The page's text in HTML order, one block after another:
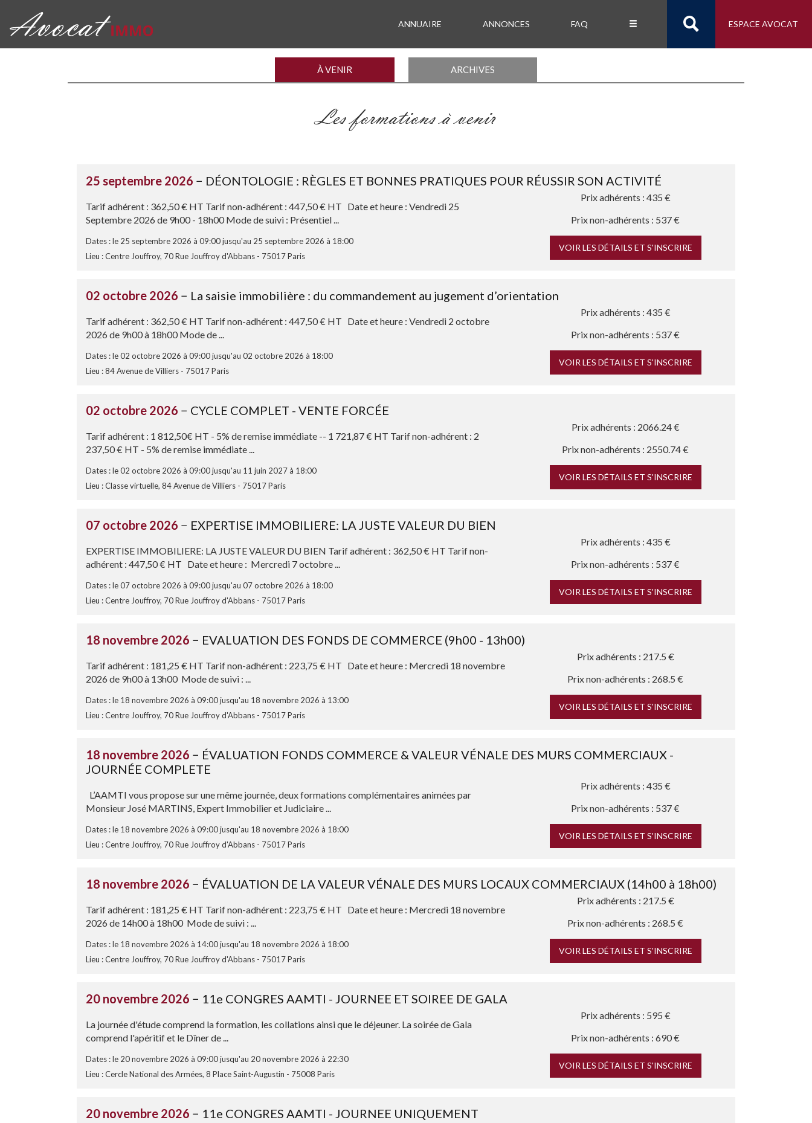
ANNUAIRE ANNONCES FAQ ESPACE AVOCAT
À VENIR ARCHIVES
Les formations à venir
25 septembre 2026 − DÉONTOLOGIE : RÈGLES ET BONNES PRATIQUES POUR RÉUSSIR SON ACTIVITÉ
Tarif adhérent : 362,50 € HT Tarif non-adhérent : 447,50 € HT Date et heure : Vendredi 25
Septembre 2026 de 9h00 - 18h00 Mode de suivi : Présentiel ...
Dates : le 25 septembre 2026 à 09:00 jusqu'au 25 septembre 2026 à 18:00
Lieu : Centre Jouffroy, 70 Rue Jouffroy d'Abbans - 75017 Paris
Prix adhérents : 435 €
Prix non-adhérents : 537 €
VOIR LES DÉTAILS ET S'INSCRIRE
02 octobre 2026 − La saisie immobilière : du commandement au jugement d’orientation
Tarif adhérent : 362,50 € HT Tarif non-adhérent : 447,50 € HT Date et heure : Vendredi 2 octobre
2026 de 9h00 à 18h00 Mode de ...
Dates : le 02 octobre 2026 à 09:00 jusqu'au 02 octobre 2026 à 18:00
Lieu : 84 Avenue de Villiers - 75017 Paris
Prix adhérents : 435 €
Prix non-adhérents : 537 €
VOIR LES DÉTAILS ET S'INSCRIRE
02 octobre 2026 − CYCLE COMPLET - VENTE FORCÉE
Tarif adhérent : 1 812,50€ HT - 5% de remise immédiate -- 1 721,87 € HT Tarif non-adhérent : 2
237,50 € HT - 5% de remise immédiate ...
Dates : le 02 octobre 2026 à 09:00 jusqu'au 11 juin 2027 à 18:00
Lieu : Classe virtuelle, 84 Avenue de Villiers - 75017 Paris
Prix adhérents : 2066.24 €
Prix non-adhérents : 2550.74 €
VOIR LES DÉTAILS ET S'INSCRIRE
07 octobre 2026 − EXPERTISE IMMOBILIERE: LA JUSTE VALEUR DU BIEN
EXPERTISE IMMOBILIERE: LA JUSTE VALEUR DU BIEN Tarif adhérent : 362,50 € HT Tarif non-
adhérent : 447,50 € HT Date et heure : Mercredi 7 octobre ...
Dates : le 07 octobre 2026 à 09:00 jusqu'au 07 octobre 2026 à 18:00
Lieu : Centre Jouffroy, 70 Rue Jouffroy d'Abbans - 75017 Paris
Prix adhérents : 435 €
Prix non-adhérents : 537 €
VOIR LES DÉTAILS ET S'INSCRIRE
18 novembre 2026 − EVALUATION DES FONDS DE COMMERCE (9h00 - 13h00)
Tarif adhérent : 181,25 € HT Tarif non-adhérent : 223,75 € HT Date et heure : Mercredi 18 novembre
2026 de 9h00 à 13h00 Mode de suivi : ...
Dates : le 18 novembre 2026 à 09:00 jusqu'au 18 novembre 2026 à 13:00
Lieu : Centre Jouffroy, 70 Rue Jouffroy d'Abbans - 75017 Paris
Prix adhérents : 217.5 €
Prix non-adhérents : 268.5 €
VOIR LES DÉTAILS ET S'INSCRIRE
18 novembre 2026 − ÉVALUATION FONDS COMMERCE & VALEUR VÉNALE DES MURS COMMERCIAUX -
JOURNÉE COMPLETE
L’AAMTI vous propose sur une même journée, deux formations complémentaires animées par
Monsieur José MARTINS, Expert Immobilier et Judiciaire ...
Dates : le 18 novembre 2026 à 09:00 jusqu'au 18 novembre 2026 à 18:00
Lieu : Centre Jouffroy, 70 Rue Jouffroy d'Abbans - 75017 Paris
Prix adhérents : 435 €
Prix non-adhérents : 537 €
VOIR LES DÉTAILS ET S'INSCRIRE
18 novembre 2026 − ÉVALUATION DE LA VALEUR VÉNALE DES MURS LOCAUX COMMERCIAUX (14h00 à 18h00)
Tarif adhérent : 181,25 € HT Tarif non-adhérent : 223,75 € HT Date et heure : Mercredi 18 novembre
2026 de 14h00 à 18h00 Mode de suivi : ...
Dates : le 18 novembre 2026 à 14:00 jusqu'au 18 novembre 2026 à 18:00
Lieu : Centre Jouffroy, 70 Rue Jouffroy d'Abbans - 75017 Paris
Prix adhérents : 217.5 €
Prix non-adhérents : 268.5 €
VOIR LES DÉTAILS ET S'INSCRIRE
20 novembre 2026 − 11e CONGRES AAMTI - JOURNEE ET SOIREE DE GALA
La journée d'étude comprend la formation, les collations ainsi que le déjeuner. La soirée de Gala
comprend l'apéritif et le Dîner de ...
Dates : le 20 novembre 2026 à 09:00 jusqu'au 20 novembre 2026 à 22:30
Lieu : Cercle National des Armées, 8 Place Saint-Augustin - 75008 Paris
Prix adhérents : 595 €
Prix non-adhérents : 690 €
VOIR LES DÉTAILS ET S'INSCRIRE
20 novembre 2026 − 11e CONGRES AAMTI - JOURNEE UNIQUEMENT